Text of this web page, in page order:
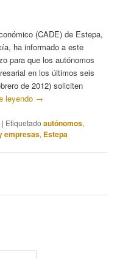
(CADE) de Estepa,
ha informado a este
para que los autónomos
en los últimos seis
de 2012) soliciten
leyendo →
| Etiquetado autónomos,
empresas, Estepa